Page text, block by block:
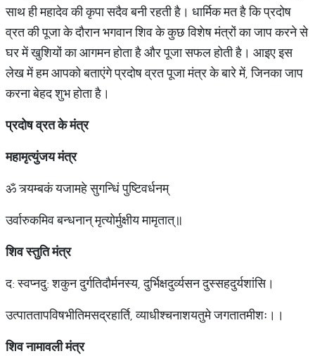
साथ ही महादेव की कृपा सदैव बनी रहती है। धार्मिक मत है कि प्रदोष
व्रत की पूजा के दौरान भगवान शिव के कुछ विशेष मंत्रों का जाप करने से
घर में खुशियों का आगमन होता है और पूजा सफल होती है। आइए इस
लेख में हम आपको बताएंगे प्रदोष व्रत पूजा मंत्र के बारे में, जिनका जाप
करना बेहद शुभ होता है।
प्रदोष व्रत के मंत्र
महामृत्युंजयमंत्र
ॐ त्र्यम्बकं यजामहे सुगन्धिं पुष्टिवर्धनम्
उर्वारुकमिव बन्धनान् मृत्योर्मुक्षीय मामृतात्॥
शिवस्तुतिमंत्र
द: स्वप्नदु: शकुन दुर्गतिदौर्मनस्य, दुर्भिक्षदुर्व्यसन दुस्सहदुर्यशांसि।
उत्पाततापविषभीतिमसद्रहार्ति, व्याधीश्चनाशयतुमे जगतातमीशः।।
श‍िवनामावलीमंत्र